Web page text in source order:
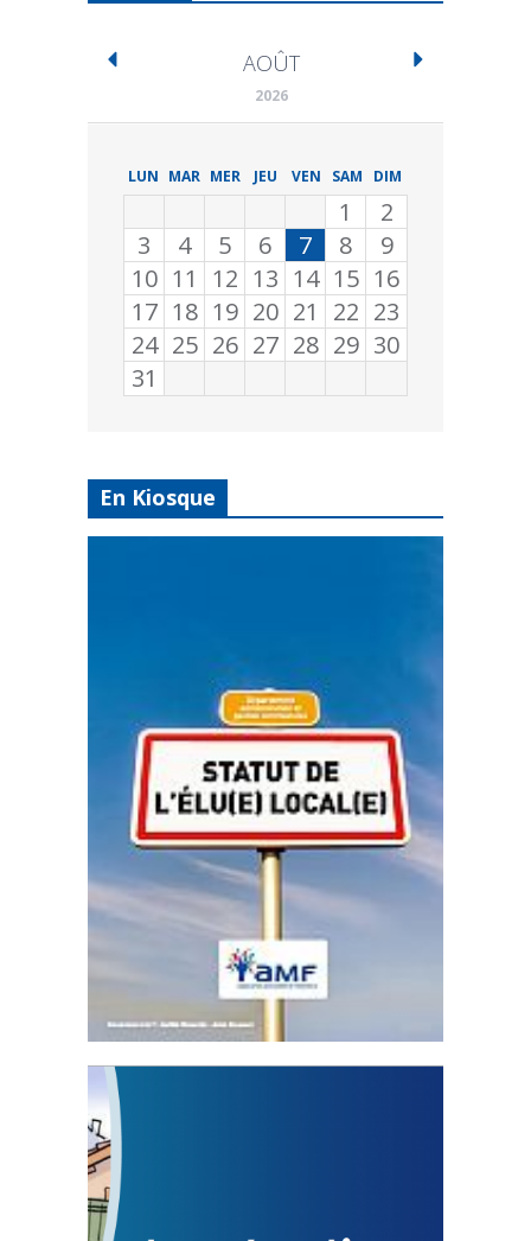
AOÛT
2026
LUN MAR MER JEU VEN SAM DIM
1
2
3
4 5 6 7 8
9
10 11 12 13 14 15 16
17 18 19 20 21 22 23
24 25 26 27 28 29 30
31
En Kiosque
Statut de l’élu local
3 avril 2024
Mise à jour avril 2024
FEUILLETER